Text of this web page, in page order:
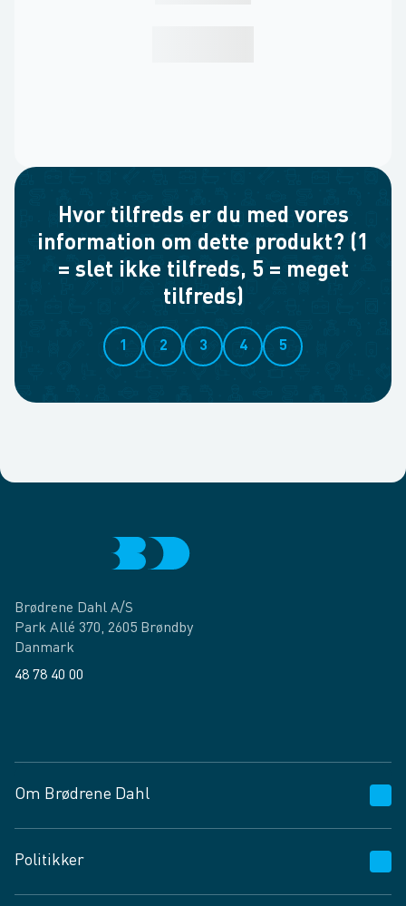
Hvor tilfreds er du med vores
information om dette produkt? (1
= slet ikke tilfreds, 5 = meget
tilfreds)
1 2 3 4 5
Brødrene Dahl A/S
Park Allé 370, 2605 Brøndby
Danmark
48 78 40 00
Om Brødrene Dahl
Vagttelefon 30 10 89 89
Spørgsmål og svar
Politikker